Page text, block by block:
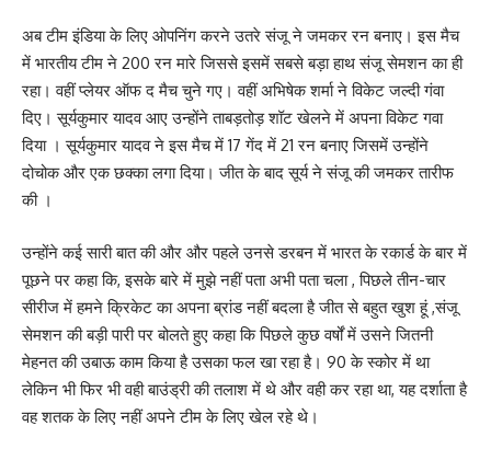
अब टीम इंडिया के लिए ओपनिंग करने उतरे संजू ने जमकर रन बनाए। इस मैच
में भारतीय टीम ने 200 रन मारे जिससे इसमें सबसे बड़ा हाथ संजू सेमशन का ही
रहा। वहीं प्लेयर ऑफ द मैच चुने गए। वहीं अभिषेक शर्मा ने विकेट जल्दी गंवा
दिए। सूर्यकुमार यादव आए उन्होंने ताबड़तोड़ शॉट खेलने में अपना विकेट गवा
दिया । सूर्यकुमार यादव ने इस मैच में 17 गेंद में 21 रन बनाए जिसमें उन्होंने
दोचोक और एक छक्का लगा दिया। जीत के बाद सूर्य ने संजू की जमकर तारीफ
की ।
उन्होंने कई सारी बात की और और पहले उनसे डरबन में भारत के रकार्ड के बार में
पूछने पर कहा कि, इसके बारे में मुझे नहीं पता अभी पता चला , पिछले तीन-चार
सीरीज में हमने क्रिकेट का अपना ब्रांड नहीं बदला है जीत से बहुत खुश हूं ,संजू
सेमशन की बड़ी पारी पर बोलते हुए कहा कि पिछले कुछ वर्षों में उसने जितनी
मेहनत की उबाऊ काम किया है उसका फल खा रहा है। 90 के स्कोर में था
लेकिन भी फिर भी वही बाउंड्री की तलाश में थे और वही कर रहा था, यह दर्शाता है
वह शतक के लिए नहीं अपने टीम के लिए खेल रहे थे।